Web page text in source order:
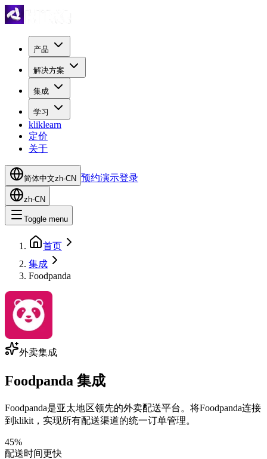
产品
解决方案
集成
学习
kliklearn
定价
关于
简体中文zh-CN 预约演示登录
zh-CN
Toggle menu
首页
集成
Foodpanda
外卖集成
Foodpanda 集成
Foodpanda是亚太地区领先的外卖配送平台。将Foodpanda连接
到klikit，实现所有配送渠道的统一订单管理。
45%
配送时间更快